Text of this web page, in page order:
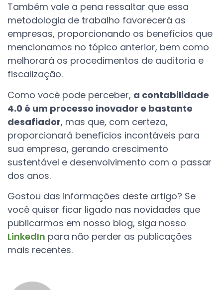
Também vale a pena ressaltar que essa
metodologia de trabalho favorecerá as
empresas, proporcionando os benefícios que
mencionamos no tópico anterior, bem como
melhorará os procedimentos de auditoria e
fiscalização.
Como você pode perceber, a contabilidade
4.0 é um processo inovador e bastante
desafiador, mas que, com certeza,
proporcionará benefícios incontáveis para
sua empresa, gerando crescimento
sustentável e desenvolvimento com o passar
dos anos.
Gostou das informações deste artigo? Se
você quiser ficar ligado nas novidades que
publicarmos em nosso blog, siga nosso
LinkedIn para não perder as publicações
mais recentes.